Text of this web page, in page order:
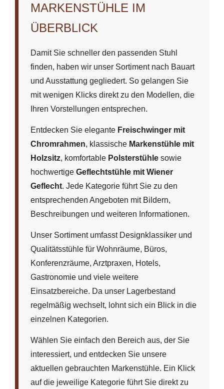
MARKENSTÜHLE IM
ÜBERBLICK
Damit Sie schneller den passenden Stuhl
finden, haben wir unser Sortiment nach Bauart
und Ausstattung gegliedert. So gelangen Sie
mit wenigen Klicks direkt zu den Modellen, die
Ihren Vorstellungen entsprechen.
Entdecken Sie elegante Freischwinger mit
Chromrahmen, klassische Markenstühle mit
Holzsitz, komfortable Polsterstühle sowie
hochwertige Geflechtstühle mit Wiener
Geflecht. Jede Kategorie führt Sie zu den
entsprechenden Angeboten mit Bildern,
Beschreibungen und weiteren Informationen.
Unser Sortiment umfasst Designklassiker und
Qualitätsstühle für Wohnräume, Büros,
Konferenzräume, Arztpraxen, Hotels,
Gastronomie und viele weitere
Einsatzbereiche. Da unser Lagerbestand
regelmäßig wechselt, lohnt sich ein Blick in die
einzelnen Kategorien.
Wählen Sie einfach den Bereich aus, der Sie
interessiert, und entdecken Sie unsere
aktuellen gebrauchten Markenstühle. Ein Klick
auf die jeweilige Kategorie führt Sie direkt zu